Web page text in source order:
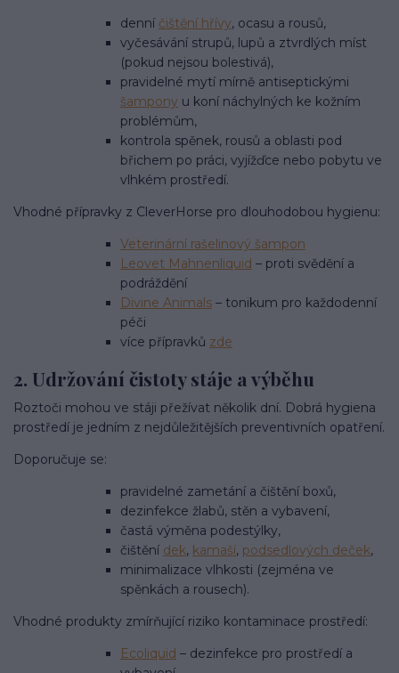
denní čištění hřívy, ocasu a rousů,
vyčesávání strupů, lupů a ztvrdlých míst
(pokud nejsou bolestivá),
pravidelné mytí mírně antiseptickými
šampony u koní náchylných ke kožním
problémům,
kontrola spěnek, rousů a oblasti pod
břichem po práci, vyjížďce nebo pobytu ve
vlhkém prostředí.
Vhodné přípravky z CleverHorse pro dlouhodobou hygienu:
Veterinární rašelinový šampon
Leovet Mahnenliquid – proti svědění a
podráždění
Divine Animals – tonikum pro každodenní
péči
více přípravků zde
2. Udržování čistoty stáje a výběhu
Roztoči mohou ve stáji přežívat několik dní. Dobrá hygiena
prostředí je jedním z nejdůležitějších preventivních opatření.
Doporučuje se:
pravidelné zametání a čištění boxů,
dezinfekce žlabů, stěn a vybavení,
častá výměna podestýlky,
čištění dek, kamaší, podsedlových deček,
minimalizace vlhkosti (zejména ve
spěnkách a rousech).
Vhodné produkty zmírňující riziko kontaminace prostředí:
Ecoliquid – dezinfekce pro prostředí a